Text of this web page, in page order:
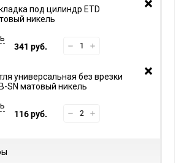
под цилиндр ETD
никель
341 руб.
универсальная без врезки
SN матовый никель
116 руб.